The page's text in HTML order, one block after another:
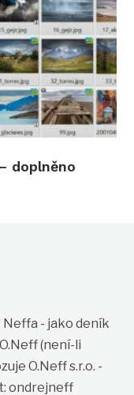
doplněno
- jako deník
(není-li
O.Neff s.r.o. -
ondrejneff